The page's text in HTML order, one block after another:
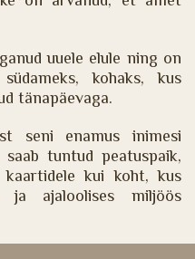
uuele elule ning on
kohaks, kus
tänapäevaga.
seni enamus inimesi
tuntud peatuspaik,
kui koht, kus
ja ajaloolises miljöös